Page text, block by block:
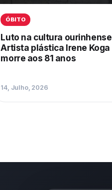
ÓBITO
Luto na cultura ourinhense
Artista plástica Irene Koga
morre aos 81 anos
14, Julho, 2026